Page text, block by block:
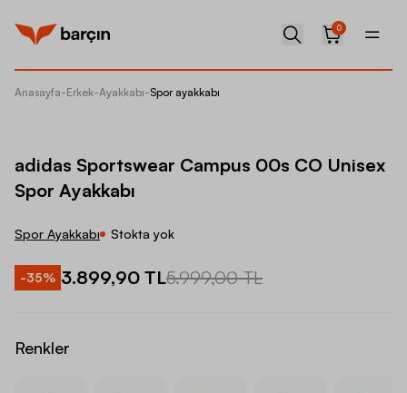
0
Anasayfa-Erkek-Ayakkabı-Spor ayakkabı
adidas Sportswear Campus 00s CO Unisex
Spor Ayakkabı
Spor Ayakkabı Stokta yok
-35% 3.899,90 TL5.999,00 TL
Renkler